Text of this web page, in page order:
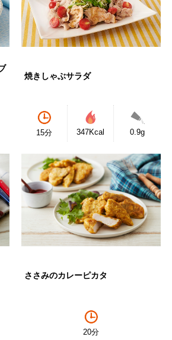
焼きしゃぶサラダ
15分 347Kcal 0.9g
ささみのカレーピカタ
20分